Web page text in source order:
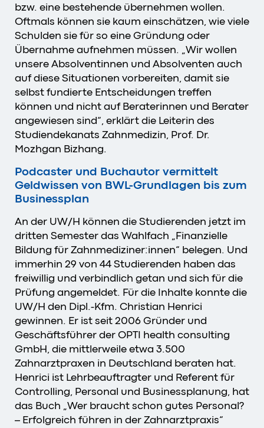
bzw. eine bestehende übernehmen wollen.
Oftmals können sie kaum einschätzen, wie viele
Schulden sie für so eine Gründung oder
Übernahme aufnehmen müssen. „Wir wollen
unsere Absolventinnen und Absolventen auch
auf diese Situationen vorbereiten, damit sie
selbst fundierte Entscheidungen treffen
können und nicht auf Beraterinnen und Berater
angewiesen sind“, erklärt die Leiterin des
Studiendekanats Zahnmedizin, Prof. Dr.
Mozhgan Bizhang.
Podcaster und Buchautor vermittelt
Geldwissen von BWL-Grundlagen bis zum
Businessplan
An der UW/H können die Studierenden jetzt im
dritten Semester das Wahlfach „Finanzielle
Bildung für Zahnmediziner:innen“ belegen. Und
immerhin 29 von 44 Studierenden haben das
freiwillig und verbindlich getan und sich für die
Prüfung angemeldet. Für die Inhalte konnte die
UW/H den Dipl.-Kfm. Christian Henrici
gewinnen. Er ist seit 2006 Gründer und
Geschäftsführer der OPTI health consulting
GmbH, die mittlerweile etwa 3.500
Zahnarztpraxen in Deutschland beraten hat.
Henrici ist Lehrbeauftragter und Referent für
Controlling, Personal und Businessplanung, hat
das Buch „Wer braucht schon gutes Personal?
– Erfolgreich führen in der Zahnarztpraxis“